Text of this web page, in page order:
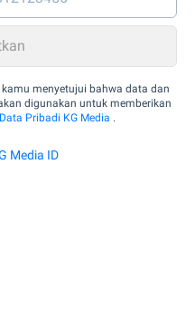
kamu menyetujui bahwa data dan
digunakan untuk memberikan
Pribadi KG Media .
Media ID